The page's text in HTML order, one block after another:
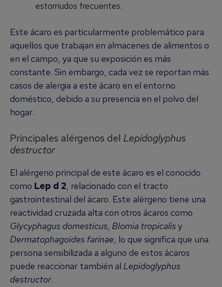
estornudos frecuentes.
Este ácaro es particularmente problemático para
aquellos que trabajan en almacenes de alimentos o
en el campo, ya que su exposición es más
constante. Sin embargo, cada vez se reportan más
casos de alergia a este ácaro en el entorno
doméstico, debido a su presencia en el polvo del
hogar.
Principales alérgenos del Lepidoglyphus
destructor
El alérgeno principal de este ácaro es el conocido
como Lep d 2, relacionado con el tracto
gastrointestinal del ácaro. Este alérgeno tiene una
reactividad cruzada alta con otros ácaros como
Glycyphagus domesticus, Blomia tropicalisy
Dermatophagoides farinae, lo que significa que una
persona sensibilizada a alguno de estos ácaros
puede reaccionar también al Lepidoglyphus
destructor.